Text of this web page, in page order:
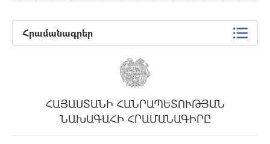
Հրամանագրեր
ՀԱՅԱՍՏԱՆԻ ՀԱՆՐԱՊԵՏՈՒԹՅԱՆ
ՆԱԽԱԳԱՀԻ ՀՐԱՄԱՆԱԳԻՐԸ